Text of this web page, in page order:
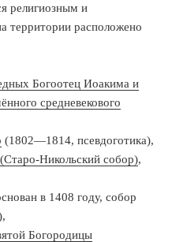
религиозным и
территории расположено
Богоотец Иоакима и
средневекового
(1802—1814, псевдоготика),
Никольский собор),
в 1408 году, собор
Богородицы